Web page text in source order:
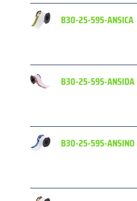
B30-25-595-ANSICA
B30-25-595-ANSIDA
B30-25-595-ANSINO